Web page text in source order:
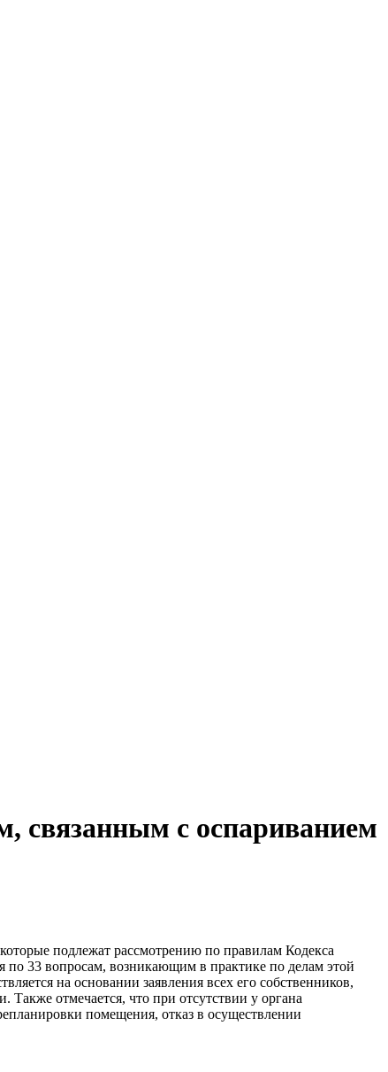
связанным с оспариванием
подлежат рассмотрению по правилам Кодекса
по 33 вопросам, возникающим в практике по делам этой
на основании заявления всех его собственников,
Также отмечается, что при отсутствии у органа
помещения, отказ в осуществлении